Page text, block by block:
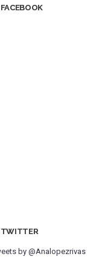
FACEBOOK
TWITTER
by @Analopezrivas